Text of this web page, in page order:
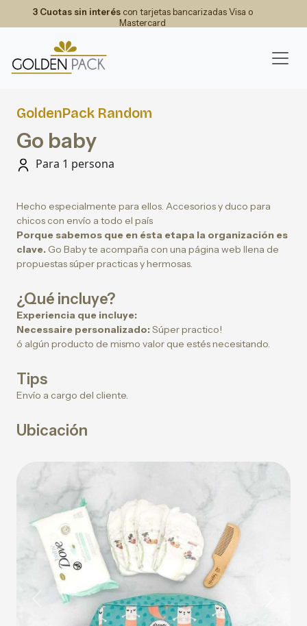
3 Cuotas sin interéscon tarjetas bancarizadas Visa o
Mastercard
GoldenPack Random
Go baby
Para 1 persona
Hecho especialmente para ellos. Accesorios y duco para
chicos con envío a todo el país
Porque sabemos que en ésta etapa la organización es
clave. Go Baby te acompaña con una página web llena de
propuestas súper practicas y hermosas.
¿Qué incluye?
Experiencia que incluye:
Necessaire personalizado:Súper practico!
ó algún producto de mismo valor que estés necesitando.
Tips
Envío a cargo del cliente.
Ubicación
Previous